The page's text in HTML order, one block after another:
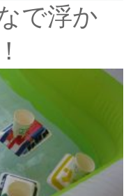
で浮か